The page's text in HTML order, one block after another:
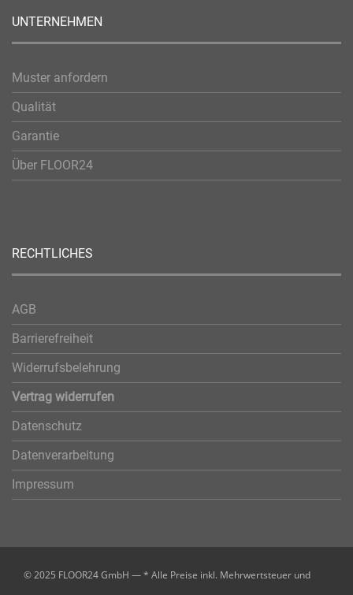
UNTERNEHMEN
Muster anfordern
Qualität
Garantie
Über FLOOR24
RECHTLICHES
AGB
Barrierefreiheit
Widerrufsbelehrung
Vertrag widerrufen
Datenschutz
Datenverarbeitung
Impressum
© 2025 FLOOR24 GmbH — * Alle Preise inkl. Mehrwertsteuer und